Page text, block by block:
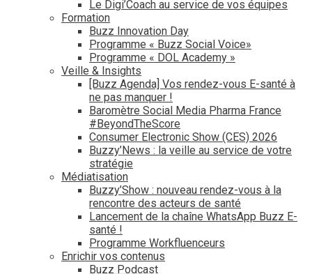
Le Digi’Coach au service de vos équipes
Formation
Buzz Innovation Day
Programme « Buzz Social Voice»
Programme « DOL Academy »
Veille & Insights
[Buzz Agenda] Vos rendez-vous E-santé à
ne pas manquer !
Baromètre Social Media Pharma France
#BeyondTheScore
Consumer Electronic Show (CES) 2026
Buzzy’News : la veille au service de votre
stratégie
Médiatisation
Buzzy’Show : nouveau rendez-vous à la
rencontre des acteurs de santé
Lancement de la chaîne WhatsApp Buzz E-
santé !
Programme Workfluenceurs
Enrichir vos contenus
Buzz Podcast